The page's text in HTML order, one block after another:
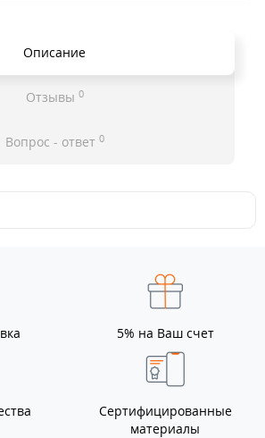
Описание
Отзывы 0
Вопрос - ответ 0
5% на Ваш счет
Сертифицированные
материалы